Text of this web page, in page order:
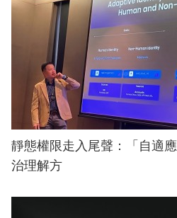
靜態權限走入尾聲：「自適
治理解方